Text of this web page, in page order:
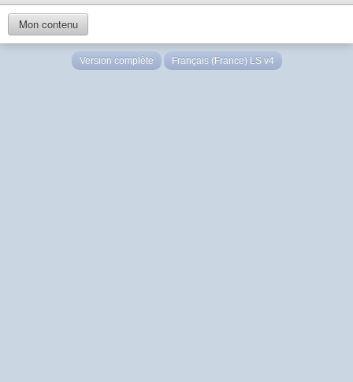
Mon contenu
Version complète Français (France) LS v4